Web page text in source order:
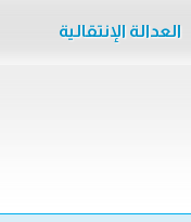
العدالة الإنتقالية